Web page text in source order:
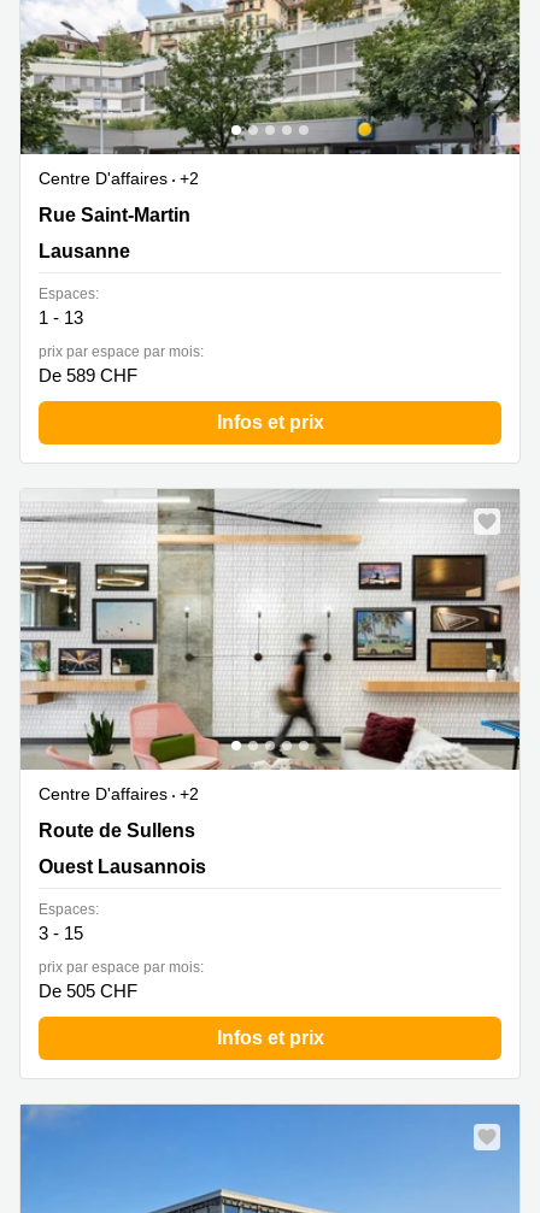
Centre D'affaires
+2
Rue Saint-Martin 7,3. Stock, Lausanne
Rue Saint-Martin
Lausanne
Espaces:
1 - 13
prix par espace par mois:
De 589 CHF
Infos et prix
Centre D'affaires
+2
Route de Sullens 40, Ouest Lausannois
Route de Sullens
Ouest Lausannois
Espaces:
3 - 15
prix par espace par mois:
De 505 CHF
Infos et prix